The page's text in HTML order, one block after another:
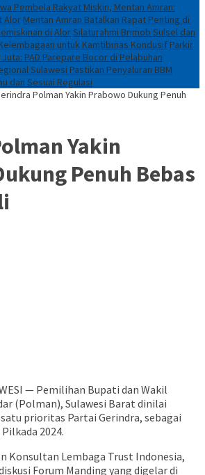
Pembela Rakyat Miskin, Mentan Amran:
AlorMentan Amran Batalkan Rapat Penting di
di AlorSilaturahmi Brimob Sulsel dan
untuk Kamtibmas KondusifParkir
PAD Parepare Bocor di Pelabuhan
Sulawesi Pastikan Penyaluran BBM
dan Sesuai Regulasi
Polman Yakin Prabowo Dukung Penuh
Yakin
Penuh Bebas
— Pemilihan Bupati dan Wakil
(Polman), Sulawesi Barat dinilai
prioritas Partai Gerindra, sebagai
2024.
Konsultan Lembaga Trust Indonesia,
Forum Manding yang digelar di